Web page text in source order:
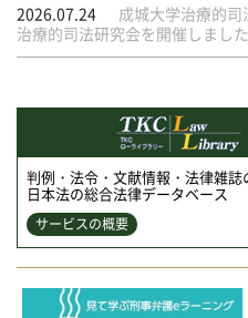
2026.07.24
成城大学治療的
治療的司法研究会を開催しました
判例・法令・文献情報・法律雑
日本法の総合法律データベース
サービスの概要